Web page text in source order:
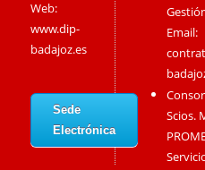
Web:
www.dip-
badajoz.es
Sede
Electrónica
Email:
Scios.